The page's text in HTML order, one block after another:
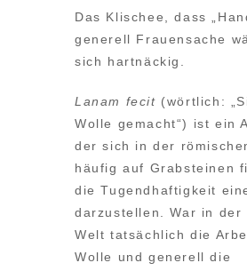
Das Klischee, dass
generell Frauensache
sich hartnäckig.
Lanam fecit (wörtlich:
Wolle gemacht“) ist ein
der sich in der
häufig auf Grabsteinen
die Tugendhaftigkeit
darzustellen. War in der
Welt tatsächlich die
Wolle und generell die